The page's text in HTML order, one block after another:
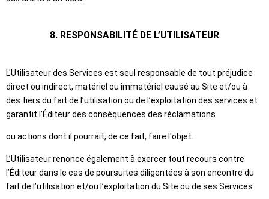
8. RESPONSABILITÉ DE L’UTILISATEUR
L'Utilisateur des Services est seul responsable de tout préjudice
direct ou indirect, matériel ou immatériel causé au Site et/ou à
des tiers du fait de l’utilisation ou de l’exploitation des services et
garantit l’Éditeur des conséquences des réclamations
ou actions dont il pourrait, de ce fait, faire l'objet.
L’Utilisateur renonce également à exercer tout recours contre
l’Éditeur dans le cas de poursuites diligentées à son encontre du
fait de l’utilisation et/ou l’exploitation du Site ou de ses Services.